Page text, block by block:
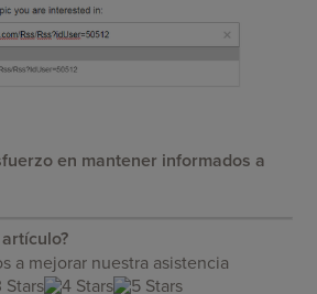
en mantener informados a
a mejorar nuestra asistencia